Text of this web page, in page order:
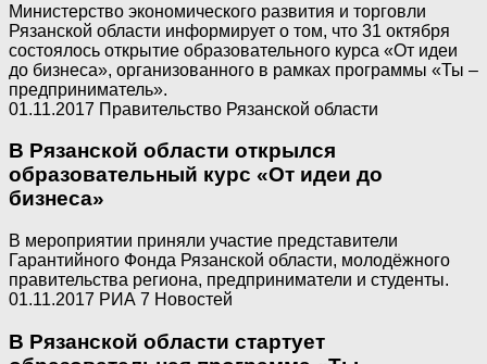
Министерство экономического развития и торговли
Рязанской области информирует о том, что 31 октября
состоялось открытие образовательного курса «От идеи
до бизнеса», организованного в рамках программы «Ты –
предприниматель».
01.11.2017 Правительство Рязанской области
В Рязанской области открылся
образовательный курс «От идеи до
бизнеса»
В мероприятии приняли участие представители
Гарантийного Фонда Рязанской области, молодёжного
правительства региона, предприниматели и студенты.
01.11.2017 РИА 7 Новостей
В Рязанской области стартует